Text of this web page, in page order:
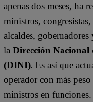
apenas dos meses, ha
ministros, congresistas,
alcaldes, gobernadores
la Dirección Nacional
(DINI). Es así que
operador con más
ministros en funciones.